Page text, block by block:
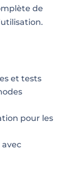
de
et tests
pour les